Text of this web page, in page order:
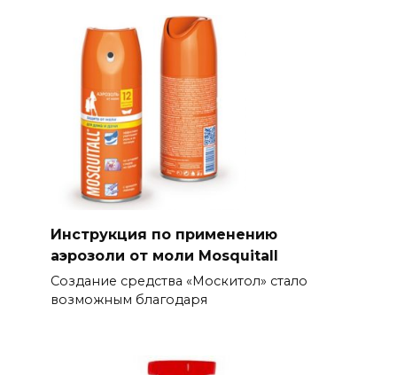
Инструкция по применению
аэрозоли от моли Mosquitall
Создание средства «Москитол» стало
возможным благодаря